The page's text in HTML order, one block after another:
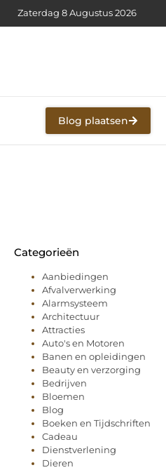
Zaterdag 8 Augustus 2026
Blog plaatsen
Categorieën
Aanbiedingen
Afvalverwerking
Alarmsysteem
Architectuur
Attracties
Auto's en Motoren
Banen en opleidingen
Beauty en verzorging
Bedrijven
Bloemen
Blog
Boeken en Tijdschriften
Cadeau
Dienstverlening
Dieren